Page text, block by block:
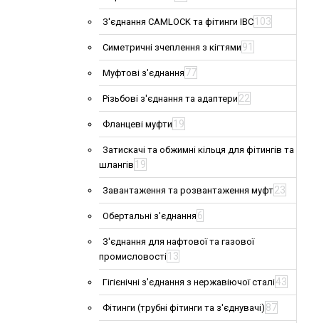
З'єднання CAMLOCK та фітинги IBC 103
Симетричні зчеплення з кігтями 91
Муфтові з'єднання 77
Різьбові з'єднання та адаптери 22
Фланцеві муфти 19
Затискачі та обжимні кільця для фітингів та
шлангів 19
Завантаження та розвантаження муфт23
Обертальні з'єднання 6
З'єднання для нафтової та газової
промисловості 13
Гігієнічні з'єднання з нержавіючої сталі43
Фітинги (трубні фітинги та з'єднувачі) 87